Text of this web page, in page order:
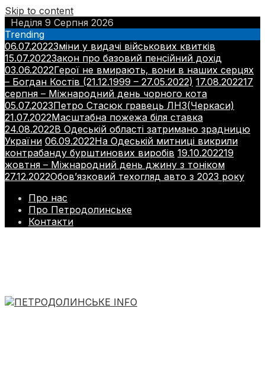
Skip to content
Неділя 9 Серпня 2026
Trending
06.07.2022Зміни у видачі військових квитків
15.07.2022Закон про базовий пенсійний дохід
03.06.2022Герої не вмирають, вони в наших серцях
– Богдан Костів (21.12.1999 – 27.05.2022) 17.08.202217
серпня – Міжнародний день чорного кота
05.07.2023Петро Стасюк гравець ЛНЗ(Черкаси)
21.07.2022Масштабна пожежа біля ставка
24.08.2022В Одеській області затримано зрадницю
України 06.09.2022На Одеській митниці викрили
контрабанду бурштинових виробів 19.10.202219
жовтня – Міжнародний день джину з тоніком
27.12.2022Обов’язковий техогляд авто з 2023 року
Про нас
Про Петродолинське
Контакти